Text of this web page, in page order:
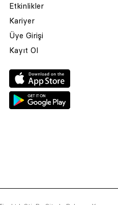
Etkinlikler
Kariyer
Üye Girişi
Kayıt Ol
Tic. Ltd. Şti. Bu Sitede Bulunan
tarafından tasarlanmış ve